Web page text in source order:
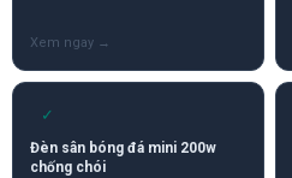
✓
Đèn sân bóng đá mini 200w
chống chói